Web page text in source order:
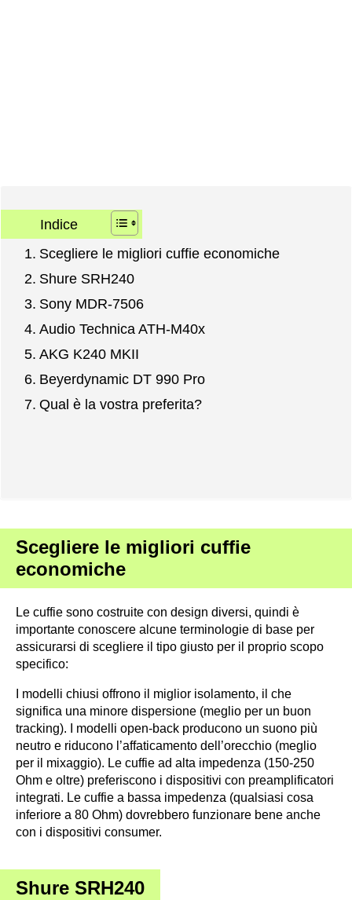
Indice
Scegliere le migliori cuffie economiche
Shure SRH240
Sony MDR-7506
Audio Technica ATH-M40x
AKG K240 MKII
Beyerdynamic DT 990 Pro
Qual è la vostra preferita?
Scegliere le migliori cuffie
economiche
Le cuffie sono costruite con design diversi, quindi è
importante conoscere alcune terminologie di base per
assicurarsi di scegliere il tipo giusto per il proprio scopo
specifico:
I modelli chiusi offrono il miglior isolamento, il che
significa una minore dispersione (meglio per un buon
tracking).
I modelli open-back producono un suono più
neutro e riducono l’affaticamento dell’orecchio (meglio
per il mixaggio). Le cuffie ad alta impedenza (150-250
Ohm e oltre) preferiscono i dispositivi con preamplificatori
integrati. Le cuffie a bassa impedenza (qualsiasi cosa
inferiore a 80 Ohm) dovrebbero funzionare bene anche
con i dispositivi consumer.
Shure SRH240